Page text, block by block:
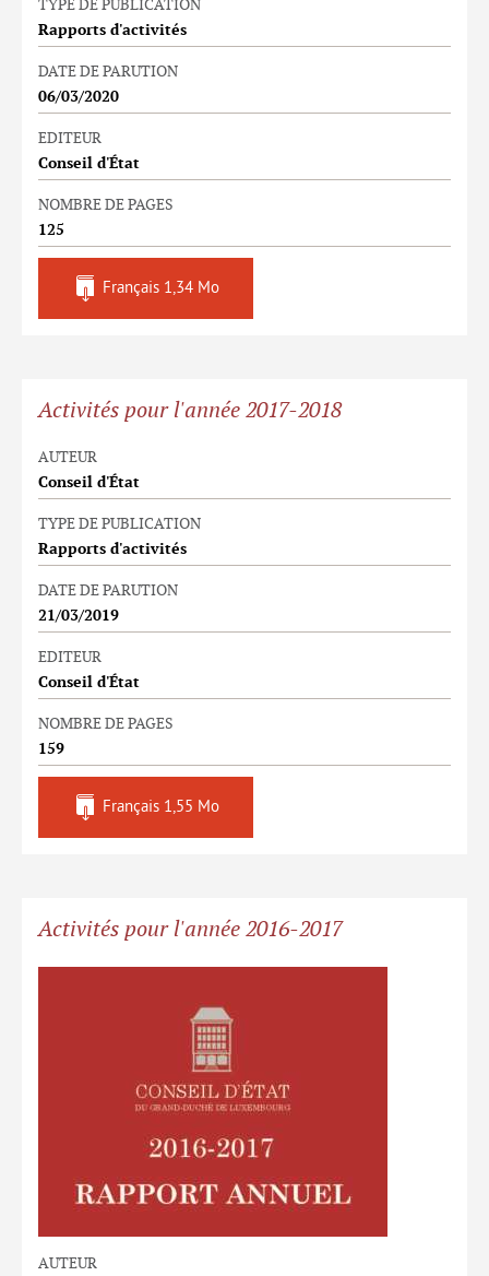
TYPE DE PUBLICATION
Rapports d'activités
DATE DE PARUTION
06/03/2020
EDITEUR
Conseil d'État
NOMBRE DE PAGES
125
Français 1,34 Mo
Activités pour l'année 2017-2018
AUTEUR
Conseil d'État
TYPE DE PUBLICATION
Rapports d'activités
DATE DE PARUTION
21/03/2019
EDITEUR
Conseil d'État
NOMBRE DE PAGES
159
Français 1,55 Mo
Activités pour l'année 2016-2017
AUTEUR